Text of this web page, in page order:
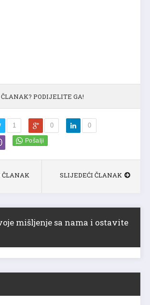
PODIJELITE GA!
1 0 0
ČLANAK SLIJEDEĆI ČLANAK
mišljenje sa nama i ostavite